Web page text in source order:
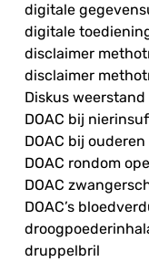
digitale
digitale
disclaimer
disclaimer
Diskus weerstand
DOAC bij
DOAC bij ouderen
DOAC rondom
DOAC
DOAC’s
druppelbril